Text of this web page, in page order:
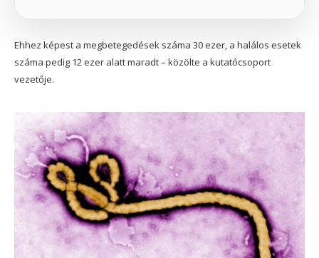
Ehhez képest a megbetegedések száma 30 ezer, a halálos esetek
száma pedig 12 ezer alatt maradt – közölte a kutatócsoport
vezetője.